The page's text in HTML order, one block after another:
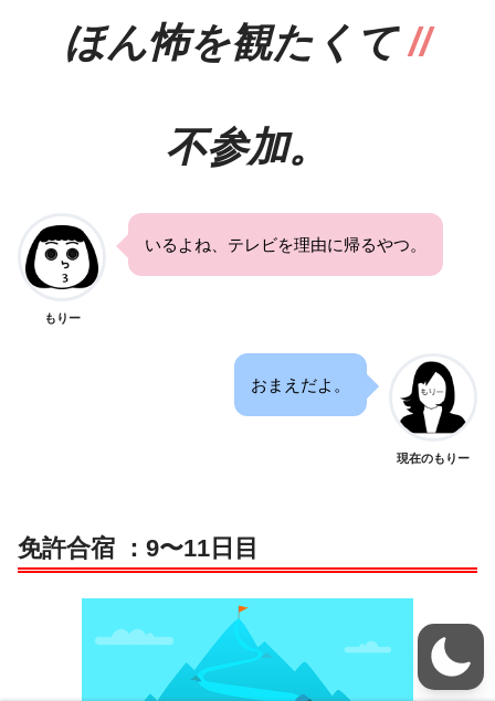
ほん怖を観たくて//
不参加。
もりー
いるよね、テレビを理由に帰るやつ。
おまえだよ。
現在のもりー
免許合宿 ：9〜11日目